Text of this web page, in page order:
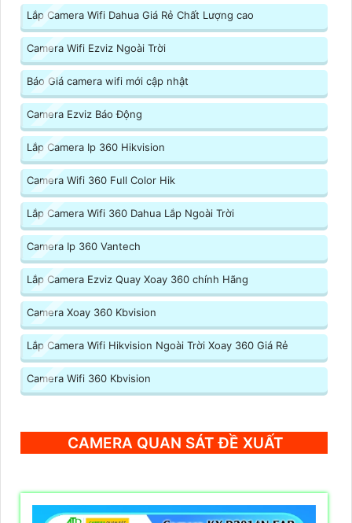
Lắp Camera Wifi Dahua Giá Rẻ Chất Lượng cao
Camera Wifi Ezviz Ngoài Trời
Báo Giá camera wifi mới cập nhật
Camera Ezviz Báo Động
Lắp Camera Ip 360 Hikvision
Camera Wifi 360 Full Color Hik
Lắp Camera Wifi 360 Dahua Lắp Ngoài Trời
Camera Ip 360 Vantech
Lắp Camera Ezviz Quay Xoay 360 chính Hãng
Camera Xoay 360 Kbvision
Lắp Camera Wifi Hikvision Ngoài Trời Xoay 360 Giá Rẻ
Camera Wifi 360 Kbvision
CAMERA QUAN SÁT ĐỀ XUẤT